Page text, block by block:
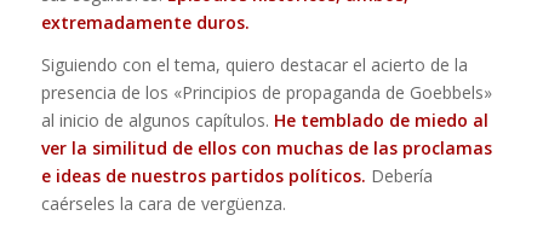
extremadamente duros.
Siguiendo con el tema, quiero destacar el acierto de la
presencia de los «Principios de propaganda de Goebbels»
al inicio de algunos capítulos. He temblado de miedo al
ver la similitud de ellos con muchas de las proclamas
e ideas de nuestros partidos políticos. Debería
caérseles la cara de vergüenza.